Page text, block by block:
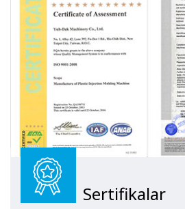
parçaları ve
ile ev için kasalar ve
ideal kılar. cihazlar ve
cihazları.
Sertifikalar